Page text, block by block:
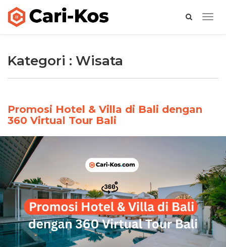
Kategori : Wisata
Promosi Hotel & Villa di Bali dengan
360 Virtual Tour Bali